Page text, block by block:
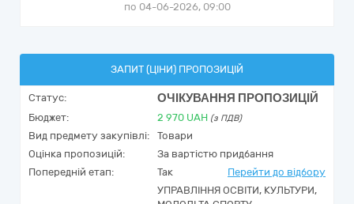
по 04-06-2026, 09:00
ЗАПИТ (ЦІНИ) ПРОПОЗИЦІЙ
Статус: ОЧІКУВАННЯ ПРОПОЗИЦІЙ
Бюджет: 2 970 UAH (з ПДВ)
Вид предмету закупівлі:
Товари
Оцінка пропозицій:
За вартістю придбання
Попередній етап:
Так Перейти до відбору
УПРАВЛІННЯ ОСВІТИ, КУЛЬТУРИ,